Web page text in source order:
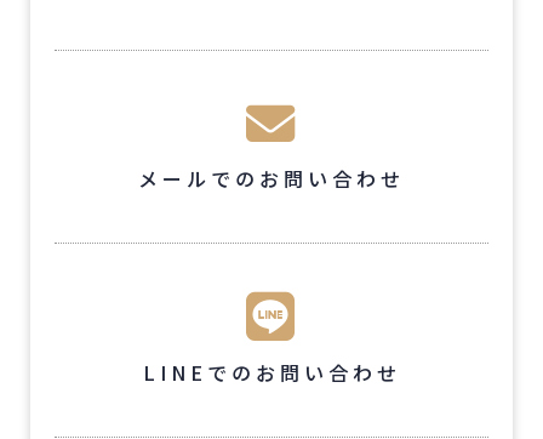
メールでのお問い合わせ
LINEでのお問い合わせ